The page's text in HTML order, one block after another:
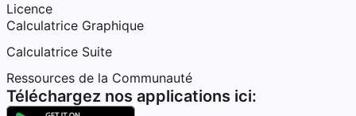
Licence
Calculatrice Graphique
Calculatrice Suite
Ressources de la Communauté
Téléchargez nos applications ici: